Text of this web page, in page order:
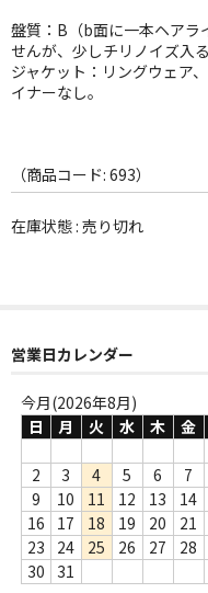
JAZZ-VOCAL
J-POP
FOLK,SSW
レア盤（1万円以上）
Webのみ no.1
Webのみ no.2
Webのみ no.3
Webのみ no.4
売り切れ
盤質：B（b面に一本ヘアラ
せんが、少しチリノイズ入
ジャケット：リングウェア
イナーなし。
（商品コード: 693）
在庫状態 : 売り切れ
営業日カレンダー
今月(2026年8月)
日
月 火 水 木 金
2
3 4 5 6 7
9
10 11 12 13 14
16
17 18 19 20 21
23
24 25 26 27 28
30
31